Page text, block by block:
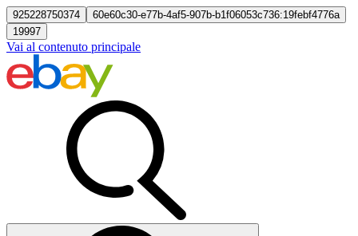
925228750374
60e60c30-e77b-4af5-907b-b1f06053c736:19febf4776a
19997
Vai al contenuto principale